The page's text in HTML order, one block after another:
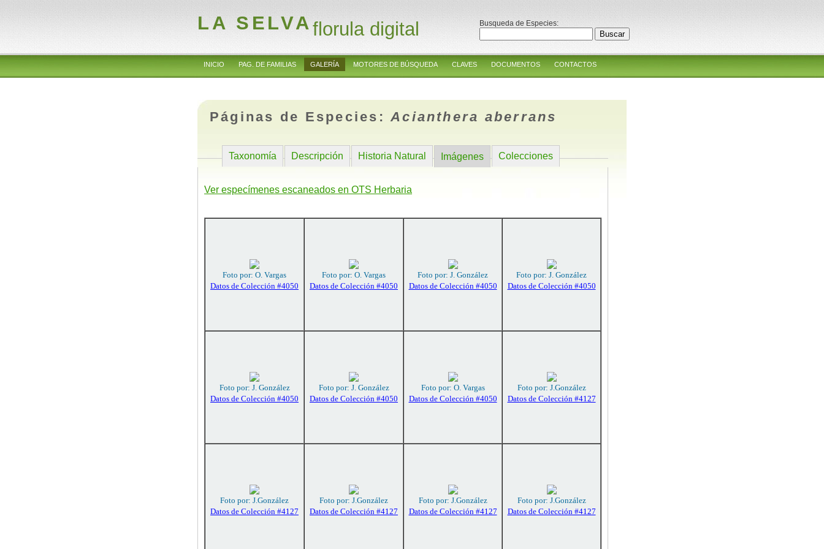
LA SELVAflorula digital Busqueda de Especies:
INICIO PAG. DE FAMILIAS GALERÍA MOTORES DE BÚSQUEDA CLAVES DOCUMENTOS CONTACTOS
Páginas de Especies:Acianthera aberrans
Taxonomía Descripción Historia Natural Imágenes Colecciones
Ver especímenes escaneados en OTS Herbaria
Foto por: O. Vargas
Datos de Colección #4050
Foto por: O. Vargas
Datos de Colección #4050
Foto por: J. González
Datos de Colección #4050
Foto por: J. González
Datos de Colección #4050
Foto por: J. González
Datos de Colección #4050
Foto por: J. González
Datos de Colección #4050
Foto por: O. Vargas
Datos de Colección #4050
Foto por: J.González
Datos de Colección #4127
Foto por: J.González
Datos de Colección #4127
Foto por: J.González
Datos de Colección #4127
Foto por: J.González
Datos de Colección #4127
Foto por: J.González
Datos de Colección #4127